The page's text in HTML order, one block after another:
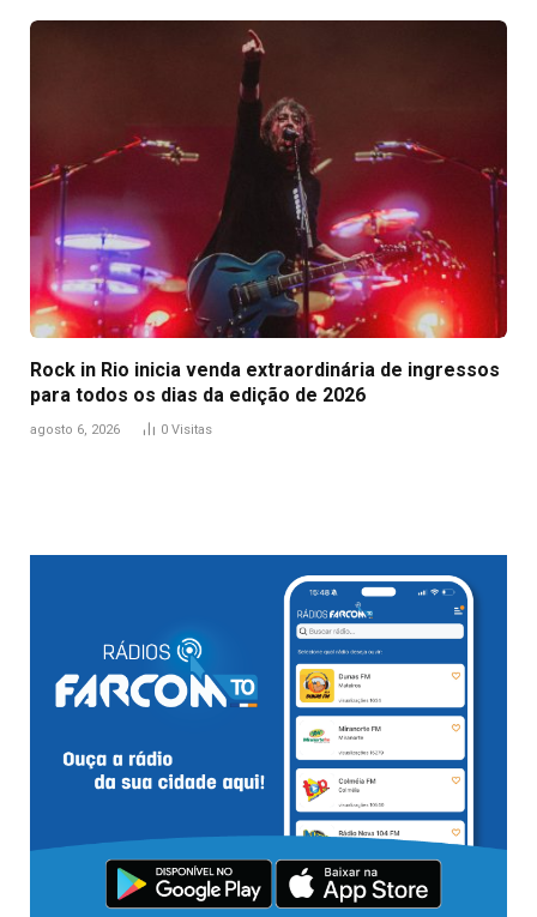
Rock in Rio inicia venda extraordinária de ingressos
para todos os dias da edição de 2026
agosto 6, 2026 0 Visitas